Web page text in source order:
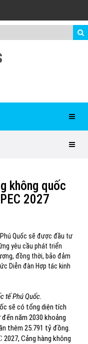
không quốc
2027
Quốc sẽ được đầu tư
yêu cầu phát triển
đồng thời, bảo đảm
Diễn đàn Hợp tác kinh
tế Phú Quốc.
sẽ có tổng diện tích
năm 2030 khoảng
thêm 25.791 tỷ đồng.
2027, Cảng hàng không